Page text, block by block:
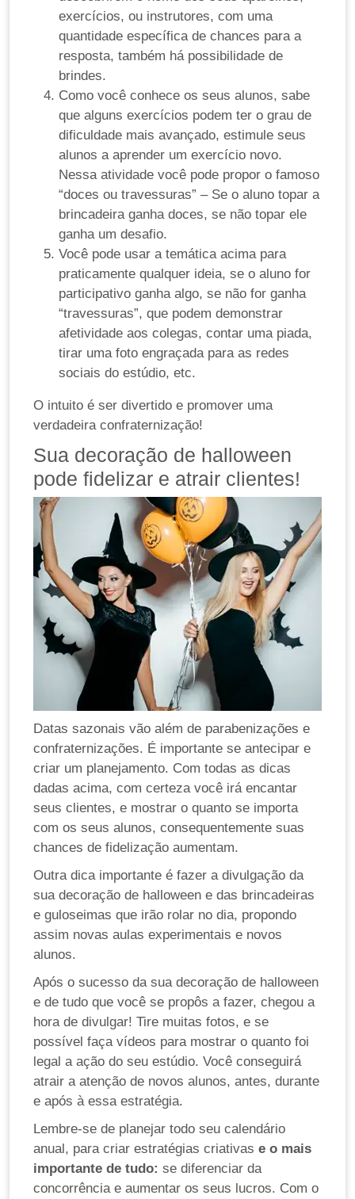
exercícios, ou instrutores, com uma
quantidade específica de chances para a
resposta, também há possibilidade de
brindes.
Como você conhece os seus alunos, sabe
que alguns exercícios podem ter o grau de
dificuldade mais avançado, estimule seus
alunos a aprender um exercício novo.
Nessa atividade você pode propor o famoso
“doces ou travessuras” – Se o aluno topar a
brincadeira ganha doces, se não topar ele
ganha um desafio.
Você pode usar a temática acima para
praticamente qualquer ideia, se o aluno for
participativo ganha algo, se não for ganha
“travessuras”, que podem demonstrar
afetividade aos colegas, contar uma piada,
tirar uma foto engraçada para as redes
sociais do estúdio, etc.
O intuito é ser divertido e promover uma
verdadeira confraternização!
Sua decoração de halloween
pode fidelizar e atrair clientes!
Datas sazonais vão além de parabenizações e
confraternizações. É importante se antecipar e
criar um planejamento. Com todas as dicas
dadas acima, com certeza você irá encantar
seus clientes, e mostrar o quanto se importa
com os seus alunos, consequentemente suas
chances de fidelização aumentam.
Outra dica importante é fazer a divulgação da
sua decoração de halloween e das brincadeiras
e guloseimas que irão rolar no dia, propondo
assim novas aulas experimentais e novos
alunos.
Após o sucesso da sua decoração de halloween
e de tudo que você se propôs a fazer, chegou a
hora de divulgar! Tire muitas fotos, e se
possível faça vídeos para mostrar o quanto foi
legal a ação do seu estúdio. Você conseguirá
atrair a atenção de novos alunos, antes, durante
e após à essa estratégia.
Lembre-se de planejar todo seu calendário
anual, para criar estratégias criativas e o mais
importante de tudo: se diferenciar da
concorrência e aumentar os seus lucros. Com o